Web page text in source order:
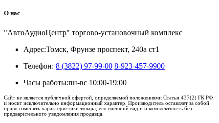
О нас
"АвтоАудиоЦентр" торгово-установочный комплекс
Адрес:Томск, Фрунзе проспект, 240а ст1
Телефон: 8 (3822) 97-99-00 8-923-457-9900
Часы работы:пн-вс 10:00-19:00
Сайт не является публичной офертой, определяемой положениями Статьи 437(2) ГК РФ
и носит исключительно информационный характер. Производитель оставляет за собой
право изменять характеристики товара, его внешний вид и и комплектность без
предварительного уведомления продавца.